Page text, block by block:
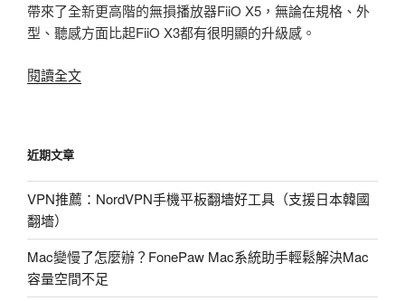
帶來了全新更高階的無損播放器FiiO X5，無論在規格、外
型、聽感方面比起FiiO X3都有很明顯的升級感。
閱讀全文〈FiiO
測，
HiFi
損
高
階
近期文章
VPN推薦：NordVPN手機平板翻墻好工具（支援日本韓國
翻墻）
Mac變慢了怎麼辦？FonePaw Mac系統助手輕鬆解決Mac
容量空間不足